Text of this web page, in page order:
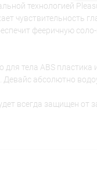
технологией
чувствительность
фееричную
тела ABS
абсолютно
всегда защищен